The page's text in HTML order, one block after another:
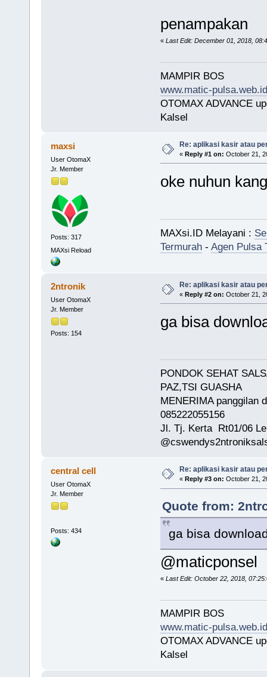
penampakan
« Last Edit: December 01, 2018,
MAMPIR BOS
www.matic-pulsa.web.id
OTOMAX ADVANCE
Kalsel
maxsi
User OtomaX
Jr. Member
Posts: 317
MAXsi Reload
Re: aplikasi kasir atau
« Reply #1 on: October 21,
oke nuhun
MAXsi.ID Melayani :
Termurah- Agen Pulsa
2ntronik
User OtomaX
Jr. Member
Posts: 154
Re: aplikasi kasir atau
« Reply #2 on: October 21,
ga bisa
PONDOK SEHAT
PAZ,TSI GUASHA
MENERIMA panggilan
085222055156
Jl. Tj. Kerta Rt01/06
central cell
User OtomaX
Jr. Member
Posts: 434
Re: aplikasi kasir atau
« Reply #3 on: October 21,
Quote from:
ga bisa
@maticponsel
« Last Edit: October 22, 2018,
MAMPIR BOS
www.matic-pulsa.web.id
OTOMAX ADVANCE
Kalsel